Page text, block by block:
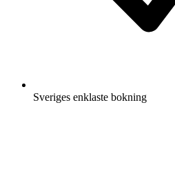
Sveriges enklaste bokning